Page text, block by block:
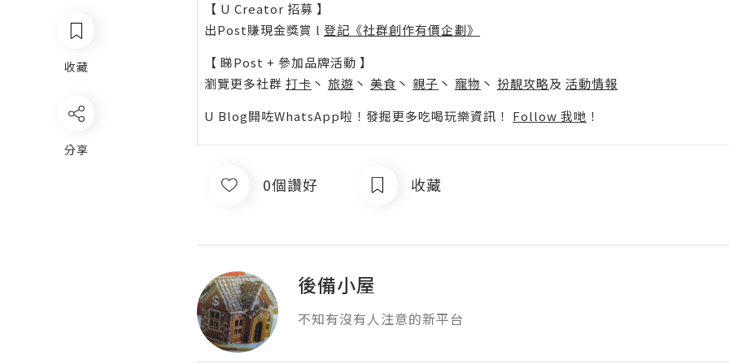
收藏
分享
【 U Creator 招募 】
出Post賺現金獎賞 l 登記《社群創作有價企劃》
【 睇Post + 參加品牌活動 】
瀏覽更多社群 打卡 丶 旅遊 丶 美食 丶 親子 丶 寵物 丶 扮靚攻略及 活動情報
U Blog開咗WhatsApp啦！發掘更多吃喝玩樂資訊！ Follow 我哋 ！
0個讚好 收藏
後備小屋
不知有沒有人注意的新平台